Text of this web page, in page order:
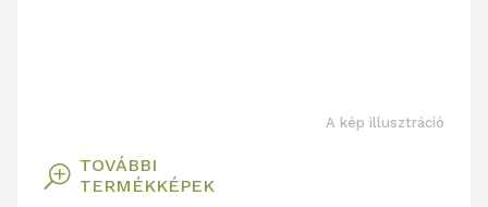
A kép illusztráció
T TOVÁBBI
TERMÉKKÉPEK